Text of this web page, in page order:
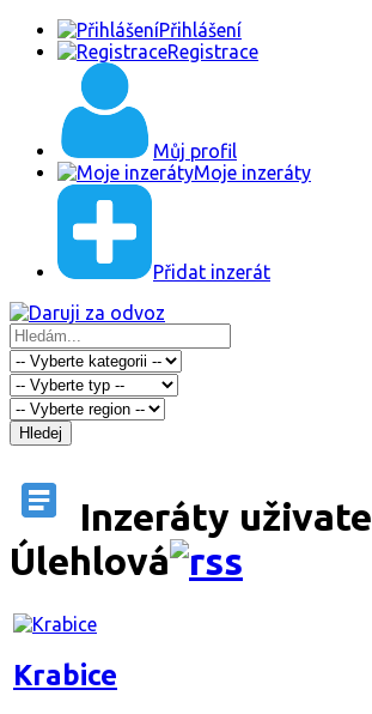
Přihlášení
Registrace
Můj profil
Moje inzeráty
Přidat inzerát
Hledej
Inzeráty
Úlehlová
Krabice